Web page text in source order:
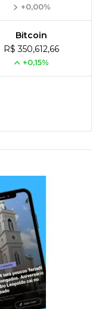
+0,00%
Bitcoin
R$ 350,612,66
+0,15%